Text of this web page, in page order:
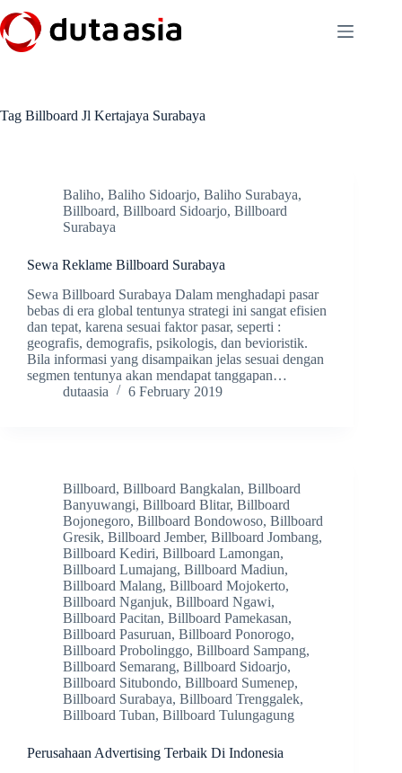
to
content
Tag Billboard Jl Kertajaya Surabaya
Baliho, Baliho Sidoarjo, Baliho Surabaya,
Billboard, Billboard Sidoarjo, Billboard
Surabaya
Sewa Reklame Billboard Surabaya
Sewa Billboard Surabaya Dalam menghadapi pasar
bebas di era global tentunya strategi ini sangat efisien
dan tepat, karena sesuai faktor pasar, seperti :
geografis, demografis, psikologis, dan bevioristik.
Bila informasi yang disampaikan jelas sesuai dengan
segmen tentunya akan mendapat tanggapan…
dutaasia
6 February 2019
Billboard, Billboard Bangkalan, Billboard
Banyuwangi, Billboard Blitar, Billboard
Bojonegoro, Billboard Bondowoso, Billboard
Gresik, Billboard Jember, Billboard Jombang,
Billboard Kediri, Billboard Lamongan,
Billboard Lumajang, Billboard Madiun,
Billboard Malang, Billboard Mojokerto,
Billboard Nganjuk, Billboard Ngawi,
Billboard Pacitan, Billboard Pamekasan,
Billboard Pasuruan, Billboard Ponorogo,
Billboard Probolinggo, Billboard Sampang,
Billboard Semarang, Billboard Sidoarjo,
Billboard Situbondo, Billboard Sumenep,
Billboard Surabaya, Billboard Trenggalek,
Billboard Tuban, Billboard Tulungagung
Perusahaan Advertising Terbaik Di Indonesia